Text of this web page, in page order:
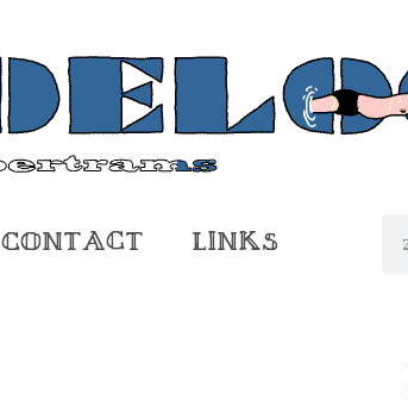
Contact Links